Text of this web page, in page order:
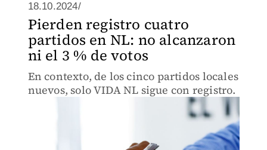
18.10.2024/
Pierden registro cuatro
partidos en NL: no alcanzaron
ni el 3 % de votos
En contexto, de los cinco partidos locales
nuevos, solo VIDA NL sigue con registro.